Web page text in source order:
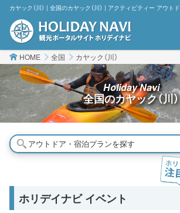
HOME 全国 カヤック（川）
Holiday Navi
全国のカヤック（川）
アウトドア・宿泊プランを探す
ホリデイナビ イベント